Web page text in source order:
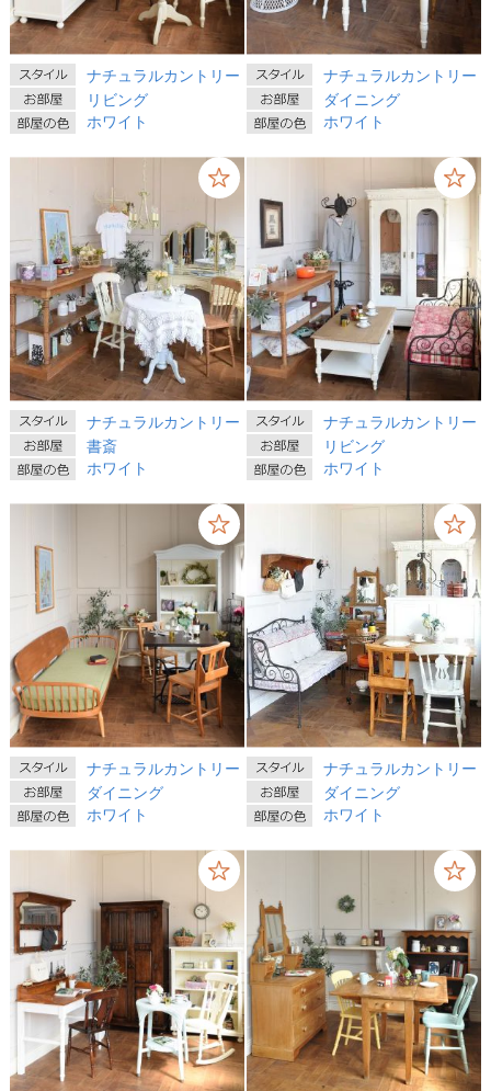
ナチュラルカントリー
リビング
ホワイト
ナチュラルカントリー
ダイニング
ホワイト
ナチュラルカントリー
書斎
ホワイト
ナチュラルカントリー
リビング
ホワイト
ナチュラルカントリー
ダイニング
ホワイト
ナチュラルカントリー
ダイニング
ホワイト